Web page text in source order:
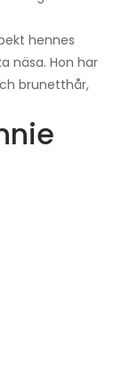
hennes
näsa. Hon har
brunetthår,